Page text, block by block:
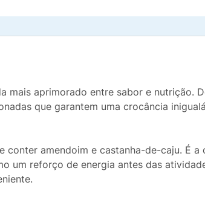
mais aprimorado entre sabor e nutrição.
que garantem uma crocância
amendoim e castanha-de-caju. É a
um reforço de energia antes das